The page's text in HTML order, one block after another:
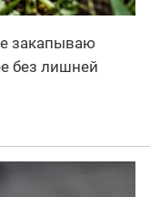
закапываю
без лишней